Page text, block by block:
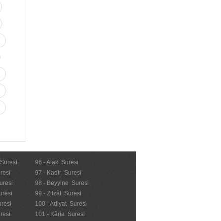
96 - Alak Suresi
97 - Kadir Suresi
98 - Beyyine Suresi
99 - Zilzâl Suresi
100 - Adiyat Suresi
101 - Kâria Suresi